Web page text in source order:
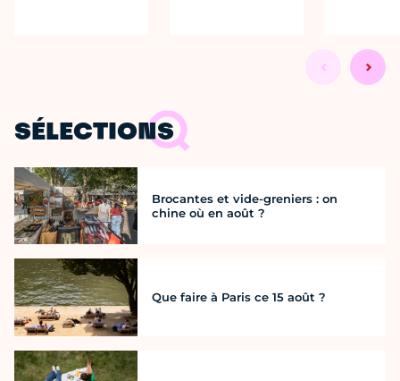
SÉLECTIONS
Brocantes et vide-greniers : on
chine où en août ?
Que faire à Paris ce 15 août ?